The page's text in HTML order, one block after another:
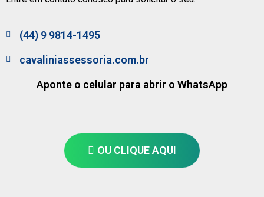
(44) 9 9814-1495
cavaliniassessoria.com.br
Aponte o celular para abrir o WhatsApp
OU CLIQUE AQUI